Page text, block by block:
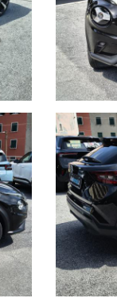
Eco, Standard e